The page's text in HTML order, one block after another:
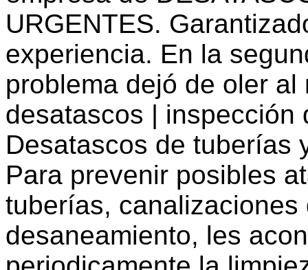
URGENTES.
experiencia. En la
problema dejó de oler
desatascos | inspección
Desatascos de tuberías
Para prevenir posibles
tuberías, canalizaciones
desaneamiento, les